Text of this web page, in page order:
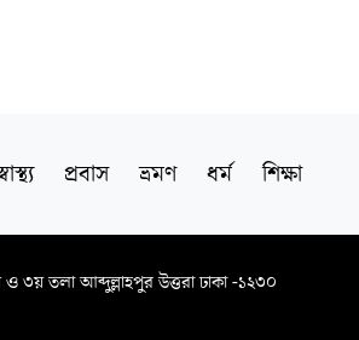
প্রবাস ভ্রমণ ধর্ম শিক্ষা
ও ৩য় তলা আব্দুল্লাহপুর উত্তরা ঢাকা -১২৩০